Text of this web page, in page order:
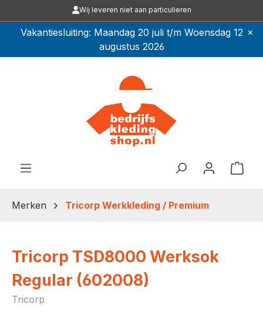
Ga naar de hoofdinhoudWij leveren niet aan particulieren
Vakantiesluiting: Maandag 20 juli t/m Woensdag 12
augustus 2026
×
Merken Tricorp Werkkleding / Premium
Tricorp TSD8000 Werksok
Regular (602008)
Tricorp